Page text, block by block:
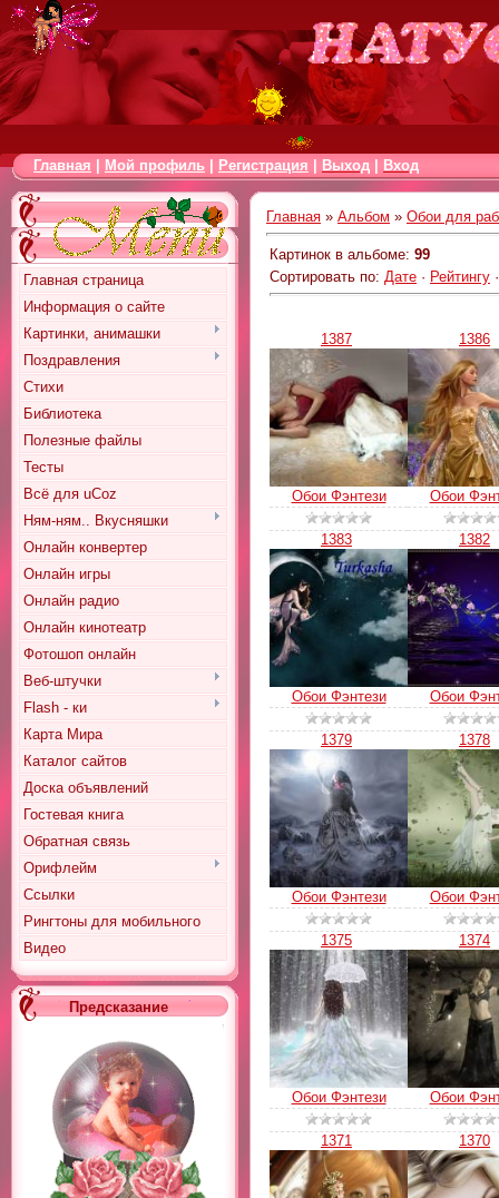
Главная Мой профиль Регистрация Выход Вход
Главная страница
Информация о сайте
Картинки, анимашки
Поздравления
Стихи
Библиотека
Полезные файлы
Тесты
Всё для uCoz
Ням-ням.. Вкусняшки
Онлайн конвертер
Онлайн игры
Онлайн радио
Онлайн кинотеатр
Фотошоп онлайн
Веб-штучки
Flash - ки
Карта Мира
Каталог сайтов
Доска объявлений
Гостевая книга
Обратная связь
Орифлейм
Ссылки
Рингтоны для мобильного
Видео
Предсказание
Главная » Альбом » Обои для
Картинок в альбоме: 99
Сортировать по: Дате · Рейтингу
1387
Обои Фэнтези
1386
Обои
1383
Обои Фэнтези
1382
Обои
1379
Обои Фэнтези
1378
Обои
1375
Обои Фэнтези
1374
Обои
1371 1370